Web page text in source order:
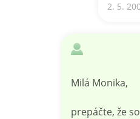
2. 5.
Milá Monika,
prepáčte, že